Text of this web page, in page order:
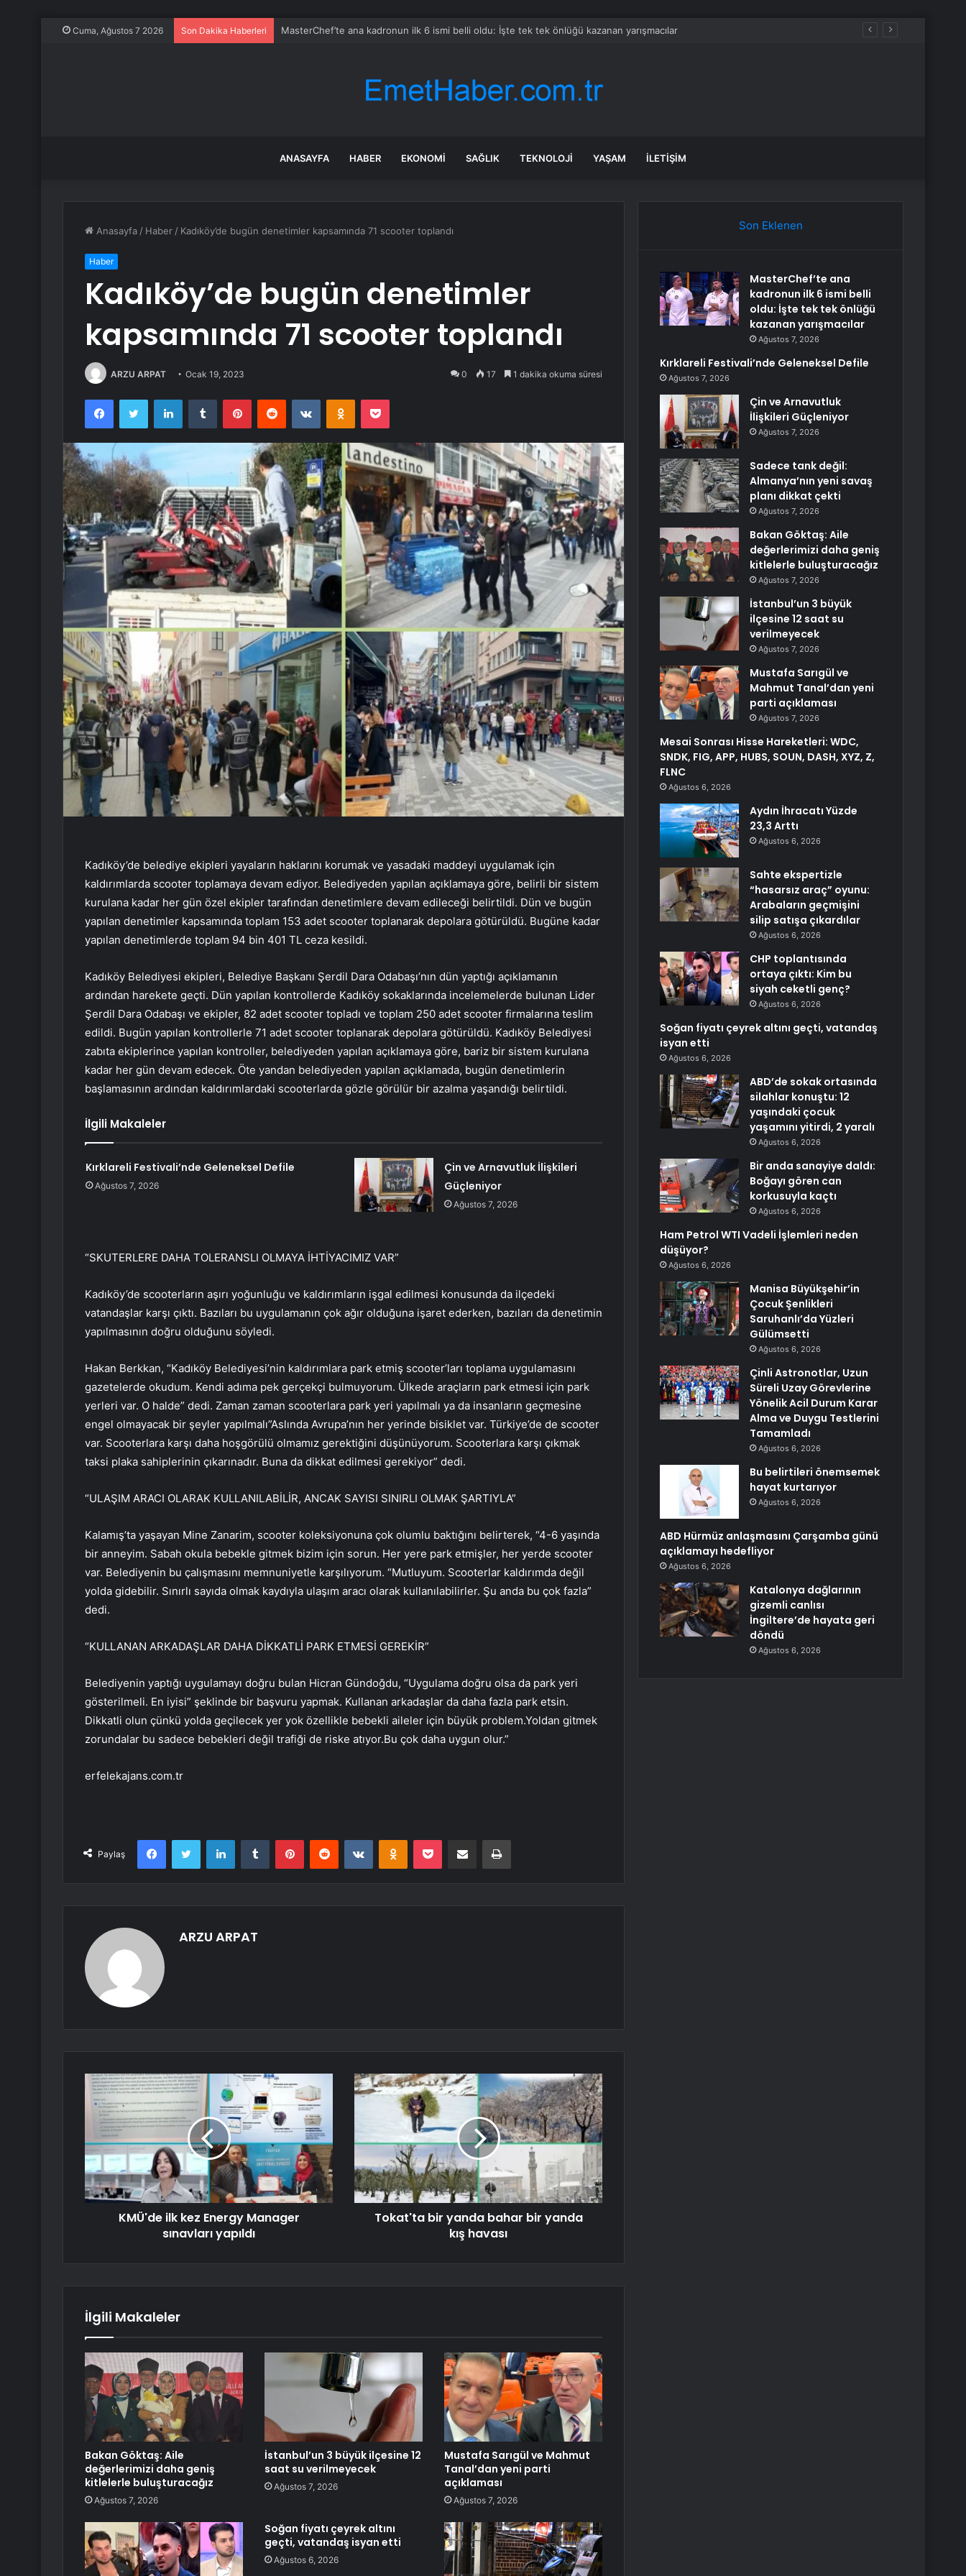
Cuma, Ağustos 7 2026 Son Dakika Haberleri Kırklareli Festivali’nde Geleneksel Defile
ANASAYFA HABER EKONOMI SAĞLIK TEKNOLOJI YAŞAM İLETIŞIM
Anasayfa / Haber / Kadıköy’de bugün denetimler kapsamında 71 scooter toplandı
Haber
Kadıköy’de bugün denetimler
kapsamında 71 scooter toplandı
ARZU ARPAT Ocak 19, 2023 0 17 1 dakika okuma süresi
FacebookTwitter LinkedInTumblr PinterestReddit VKontakteOdnoklassniki
Pocket
Kadıköy’de belediye ekipleri yayaların haklarını korumak ve yasadaki maddeyi uygulamak için
kaldırımlarda scooter toplamaya devam ediyor. Belediyeden yapılan açıklamaya göre, belirli bir sistem
kurulana kadar her gün özel ekipler tarafından denetimlere devam edileceği belirtildi. Dün ve bugün
yapılan denetimler kapsamında toplam 153 adet scooter toplanarak depolara götürüldü. Bugüne kadar
yapılan denetimlerde toplam 94 bin 401 TL ceza kesildi.
Kadıköy Belediyesi ekipleri, Belediye Başkanı Şerdil Dara Odabaşı’nın dün yaptığı açıklamanın
ardından harekete geçti. Dün yapılan kontrollerde Kadıköy sokaklarında incelemelerde bulunan Lider
Şerdil Dara Odabaşı ve ekipler, 82 adet scooter topladı ve toplam 250 adet scooter firmalarına teslim
edildi. Bugün yapılan kontrollerle 71 adet scooter toplanarak depolara götürüldü. Kadıköy Belediyesi
zabıta ekiplerince yapılan kontroller, belediyeden yapılan açıklamaya göre, bariz bir sistem kurulana
kadar her gün devam edecek. Öte yandan belediyeden yapılan açıklamada, bugün denetimlerin
başlamasının ardından kaldırımlardaki scooterlarda gözle görülür bir azalma yaşandığı belirtildi.
İlgili Makaleler
Kırklareli Festivali’nde Geleneksel Defile
Ağustos 7, 2026
Çin ve Arnavutluk İlişkileri
Güçleniyor
Ağustos 7, 2026
“SKUTERLERE DAHA TOLERANSLI OLMAYA İHTİYACIMIZ VAR”
Kadıköy’de scooterların aşırı yoğunluğu ve kaldırımların işgal edilmesi konusunda da ilçedeki
vatandaşlar karşı çıktı. Bazıları bu uygulamanın çok ağır olduğuna işaret ederken, bazıları da denetimin
yapılmasının doğru olduğunu söyledi.
Hakan Berkkan, “Kadıköy Belediyesi’nin kaldırımlara park etmiş scooter’ları toplama uygulamasını
gazetelerde okudum. Kendi adıma pek gerçekçi bulmuyorum. Ülkede araçların park etmesi için park
yerleri var. O halde” dedi. Zaman zaman scooterlara park yeri yapılmalı ya da insanların geçmesine
engel olmayacak bir şeyler yapılmalı”Aslında Avrupa’nın her yerinde bisiklet var. Türkiye’de de scooter
var. Scooterlara karşı daha hoşgörülü olmamız gerektiğini düşünüyorum. Scooterlara karşı çıkmak
taksi plaka sahiplerinin çıkarınadır. Buna da dikkat edilmesi gerekiyor” dedi.
“ULAŞIM ARACI OLARAK KULLANILABİLİR, ANCAK SAYISI SINIRLI OLMAK ŞARTIYLA”
Kalamış’ta yaşayan Mine Zanarim, scooter koleksiyonuna çok olumlu baktığını belirterek, “4-6 yaşında
bir anneyim. Sabah okula bebekle gitmek bizim için sorun. Her yere park etmişler, her yerde scooter
var. Belediyenin bu çalışmasını memnuniyetle karşılıyorum. “Mutluyum. Scooterlar kaldırımda değil
yolda gidebilir. Sınırlı sayıda olmak kaydıyla ulaşım aracı olarak kullanılabilirler. Şu anda bu çok fazla”
dedi.
“KULLANAN ARKADAŞLAR DAHA DİKKATLİ PARK ETMESİ GEREKİR”
Belediyenin yaptığı uygulamayı doğru bulan Hicran Gündoğdu, “Uygulama doğru olsa da park yeri
gösterilmeli. En iyisi” şeklinde bir başvuru yapmak. Kullanan arkadaşlar da daha fazla park etsin.
Dikkatli olun çünkü yolda geçilecek yer yok özellikle bebekli aileler için büyük problem.Yoldan gitmek
zorundalar bu sadece bebekleri değil trafiği de riske atıyor.Bu çok daha uygun olur.”
erfelekajans.com.tr
Paylaş
FacebookTwitter LinkedInTumblr PinterestReddit VKontakteOdnoklassniki
Pocket E-Posta ile paylaş Yazdır
ARZU ARPAT
KMÜ'de ilk kez Energy Manager
sınavları yapıldı
Tokat'ta bir yanda bahar bir yanda
kış havası
İlgili Makaleler
Bakan Göktaş: Aile
değerlerimizi daha geniş
kitlelerle buluşturacağız
Ağustos 7, 2026
İstanbul’un 3 büyük ilçesine 12
saat su verilmeyecek
Ağustos 7, 2026
Mustafa Sarıgül ve Mahmut
Tanal’dan yeni parti
açıklaması
Ağustos 7, 2026
Soğan fiyatı çeyrek altını
geçti, vatandaş isyan etti
Ağustos 6, 2026
Son Eklenen
MasterChef’te ana
kadronun ilk 6 ismi belli
oldu: İşte tek tek önlüğü
kazanan yarışmacılar
Ağustos 7, 2026
Kırklareli Festivali’nde Geleneksel Defile
Ağustos 7, 2026
Çin ve Arnavutluk
İlişkileri Güçleniyor
Ağustos 7, 2026
Sadece tank değil:
Almanya’nın yeni savaş
planı dikkat çekti
Ağustos 7, 2026
Bakan Göktaş: Aile
değerlerimizi daha geniş
kitlelerle buluşturacağız
Ağustos 7, 2026
İstanbul’un 3 büyük
ilçesine 12 saat su
verilmeyecek
Ağustos 7, 2026
Mustafa Sarıgül ve
Mahmut Tanal’dan yeni
parti açıklaması
Ağustos 7, 2026
Mesai Sonrası Hisse Hareketleri: WDC,
SNDK, FIG, APP, HUBS, SOUN, DASH, XYZ, Z,
FLNC
Ağustos 6, 2026
Aydın İhracatı Yüzde
23,3 Arttı
Ağustos 6, 2026
Sahte ekspertizle
“hasarsız araç” oyunu:
Arabaların geçmişini
silip satışa çıkardılar
Ağustos 6, 2026
CHP toplantısında
ortaya çıktı: Kim bu
siyah ceketli genç?
Ağustos 6, 2026
Soğan fiyatı çeyrek altını geçti, vatandaş
isyan etti
Ağustos 6, 2026
ABD’de sokak ortasında
silahlar konuştu: 12
yaşındaki çocuk
yaşamını yitirdi, 2 yaralı
Ağustos 6, 2026
Bir anda sanayiye daldı:
Boğayı gören can
korkusuyla kaçtı
Ağustos 6, 2026
Ham Petrol WTI Vadeli İşlemleri neden
düşüyor?
Ağustos 6, 2026
Manisa Büyükşehir’in
Çocuk Şenlikleri
Saruhanlı’da Yüzleri
Gülümsetti
Ağustos 6, 2026
Çinli Astronotlar, Uzun
Süreli Uzay Görevlerine
Yönelik Acil Durum Karar
Alma ve Duygu Testlerini
Tamamladı
Ağustos 6, 2026
Bu belirtileri önemsemek
hayat kurtarıyor
Ağustos 6, 2026
ABD Hürmüz anlaşmasını Çarşamba günü
açıklamayı hedefliyor
Ağustos 6, 2026
Katalonya dağlarının
gizemli canlısı
İngiltere’de hayata geri
döndü
Ağustos 6, 2026